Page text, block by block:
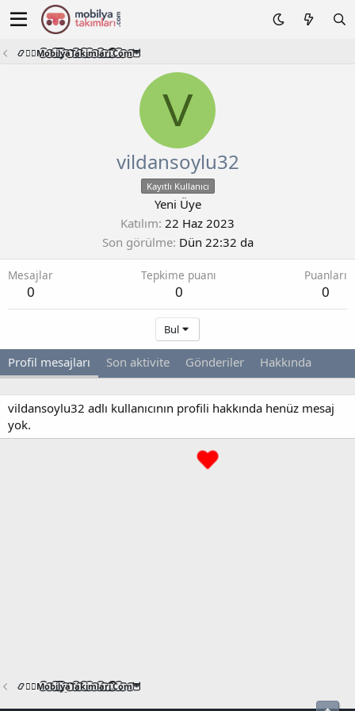
📿🧙‍♂️M͜͡o͜͡b͜͡i͜͡l͜͡y͜͡a͜͡T͜͡a͜͡k͜͡i͜͡m͜͡l͜͡a͜͡r͜͡i͜͡.͜͡C͜͡o͜͡m͜͡🦉
V
vildansoylu32
Kayıtlı Kullanıcı
Yeni Üye
Katılım 22 Haz 2023
Son görülme Dün 22:32 da
Mesajlar
0
Tepkime puanı
0
Puanları
0
Bul
Profil mesajları Son aktivite Gönderiler Hakkında
vildansoylu32 adlı kullanıcının profili hakkında henüz mesaj
yok.
📿🧙‍♂️M͜͡o͜͡b͜͡i͜͡l͜͡y͜͡a͜͡T͜͡a͜͡k͜͡i͜͡m͜͡l͜͡a͜͡r͜͡i͜͡.͜͡C͜͡o͜͡m͜͡🦉